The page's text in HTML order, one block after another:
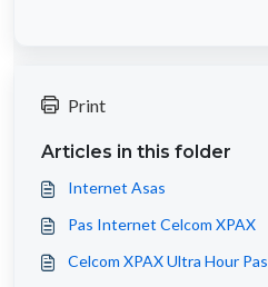
Print
Articles in this folder
Internet Asas
Pas Internet Celcom XPAX
Celcom XPAX Ultra Hour Pas